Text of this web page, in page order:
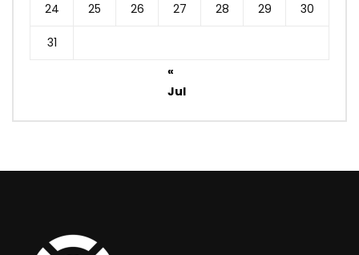
24 25 26 27 28 29 30
31
«
Jul